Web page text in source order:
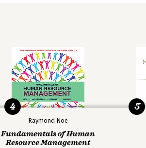
Raymond Noë
Fundamentals of Human
Resource Management
4 5